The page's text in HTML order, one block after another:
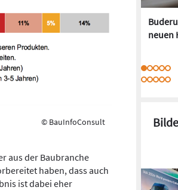
© BauInfoConsult
aus der Baubranche
haben, dass auch
ist dabei eher
neuen